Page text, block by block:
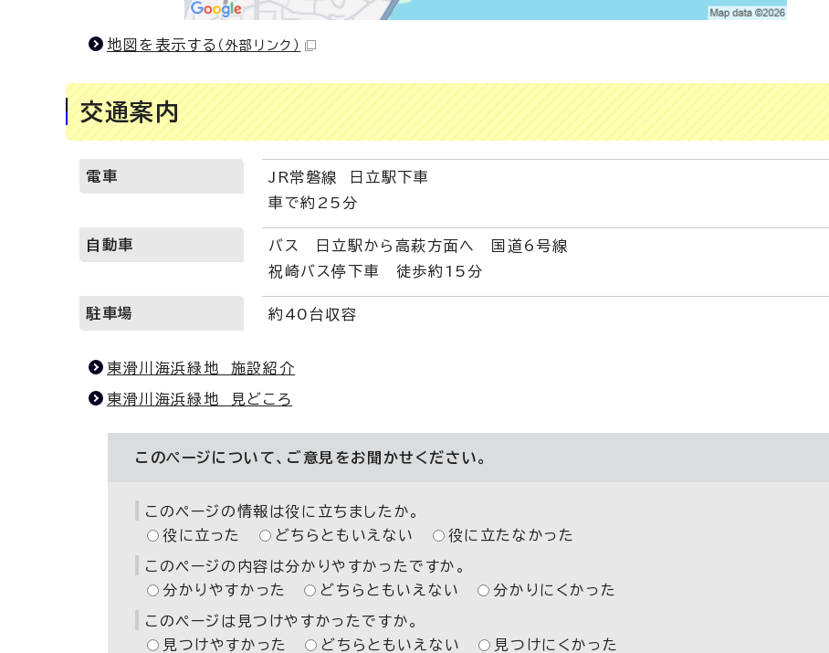
地図を表示する （外部リンク）
交通案内
電車
JR常磐線 日立駅下車
車で約25分
自動車
バス 日立駅から高萩方面へ 国道6号線
祝崎バス停下車 徒歩約15分
駐車場 約40台収容
東滑川海浜緑地 施設紹介
東滑川海浜緑地 見どころ
このページについて、ご意見をお聞かせください。
このページの情報は役に立ちましたか。
役に立った
どちらともいえない 役に立たなかった
このページの内容は分かりやすかったですか。
分かりやすかった
どちらともいえない 分かりにくかった
このページは見つけやすかったですか。
見つけやすかった
どちらともいえない 見つけにくかった